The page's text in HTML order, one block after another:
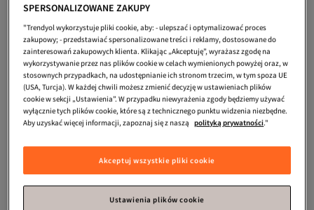
Dzieci Wysokie Kapcie Dzieci Majtki
Dzieci Łazienka
Dzieci Czapki Beanie
Dzieci Kapcie
Name It Dzieci Odzież Sportowa
Name It Dzieci Swetry
Kids Zestawy Dwuczęściowe Dzieci Obuwie Biurowe
Kids Czarny Zestawy DwuczęścioweDzieci Mokasyny
Dzieci Odzież Sportowa
Name It Biały Kombinezony I Ogrodniczki Dzieci Klapki Sportowe
Name It Dzieci Kombinezony I Ogrodniczki
Name It Wielokolorowy Kombinezony
Dzieci Sportowe Spodnie Dresowe
Name It Dzieci Odzież Domowa
SPERSONALIZOWANE ZAKUPY
"Trendyol wykorzystuje pliki cookie, aby: - ulepszać i optymalizować proces
zakupowy; - przedstawiać spersonalizowane treści i reklamy, dostosowane do
zainteresowań zakupowych klienta. Klikając „Akceptuję”, wyrażasz zgodę na
wykorzystywanie przez nas plików cookie w celach wymienionych powyżej oraz, w
stosownych przypadkach, na udostępnianie ich stronom trzecim, w tym spoza UE
(USA, Turcja). W każdej chwili możesz zmienić decyzję w ustawieniach plików
cookie w sekcji „Ustawienia”. W przypadku niewyrażenia zgody będziemy używać
wyłącznie tych plików cookie, które są z technicznego punktu widzenia niezbędne.
Aby uzyskać więcej informacji, zapoznaj się z naszą polityką prywatności."
Akceptuj wszystkie pliki cookie
Ustawienia plików cookie